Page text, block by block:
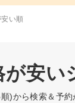
い順
安
)から検索＆予